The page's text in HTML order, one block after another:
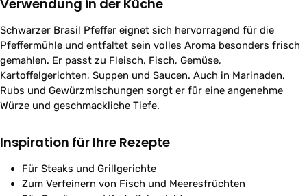
Verwendung in der Küche
Schwarzer Brasil Pfeffer eignet sich hervorragend für die
Pfeffermühle und entfaltet sein volles Aroma besonders frisch
gemahlen. Er passt zu Fleisch, Fisch, Gemüse,
Kartoffelgerichten, Suppen und Saucen. Auch in Marinaden,
Rubs und Gewürzmischungen sorgt er für eine angenehme
Würze und geschmackliche Tiefe.
Inspiration für Ihre Rezepte
Für Steaks und Grillgerichte
Zum Verfeinern von Fisch und Meeresfrüchten